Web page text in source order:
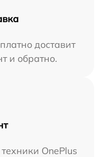
доставит
и обратно.
OnePlus